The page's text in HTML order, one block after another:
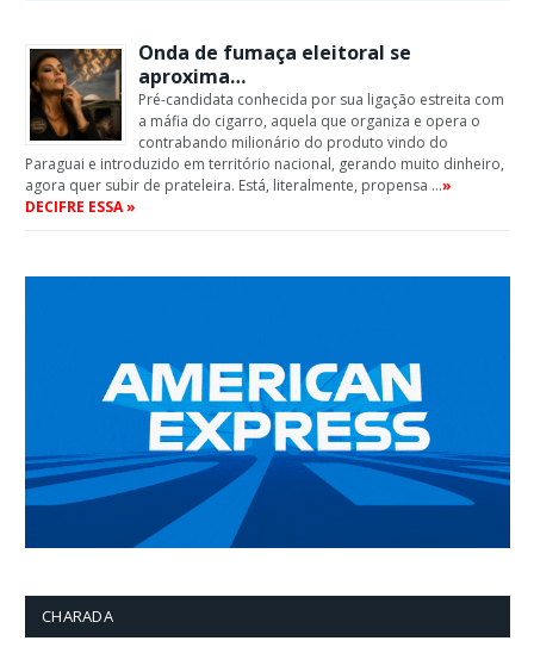
Onda de fumaça eleitoral se
aproxima…
Pré-candidata conhecida por sua ligação estreita com
a máfia do cigarro, aquela que organiza e opera o
contrabando milionário do produto vindo do
Paraguai e introduzido em território nacional, gerando muito dinheiro,
agora quer subir de prateleira. Está, literalmente, propensa …»
DECIFRE ESSA »
CHARADA